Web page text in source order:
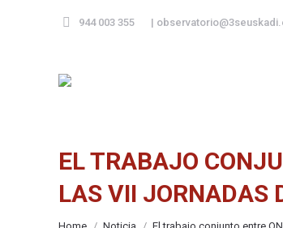
944 003 355 |
EL TRABAJO
LAS VII JORNADAS
You are here: